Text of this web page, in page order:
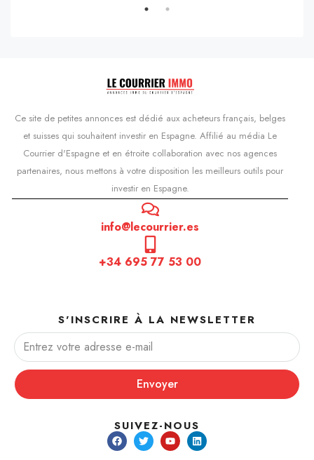
Ce site de petites annonces est dédié aux acheteurs français, belges
et suisses qui souhaitent investir en Espagne. Affilié au média Le
Courrier d'Espagne et en étroite collaboration avec nos agences
partenaires, nous mettons à votre disposition les meilleurs outils pour
investir en Espagne.
info@lecourrier.es
+34 695 77 53 00
S'INSCRIRE À LA NEWSLETTER
Envoyer
SUIVEZ-NOUS